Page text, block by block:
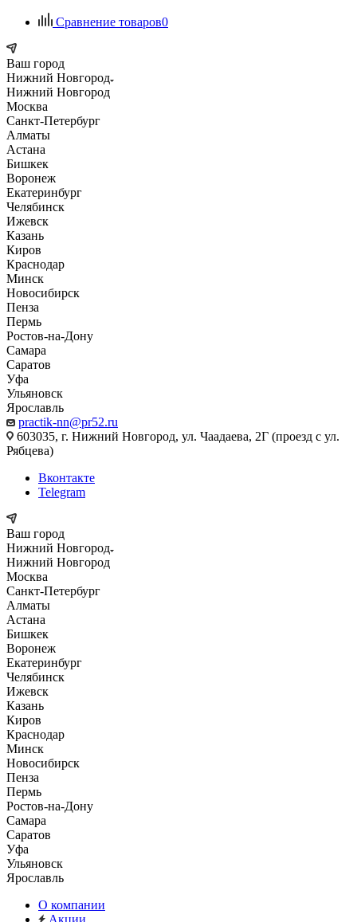
Сравнение товаров0
Ваш город
Нижний Новгород
Нижний Новгород
Москва
Санкт-Петербург
Алматы
Астана
Бишкек
Воронеж
Екатеринбург
Челябинск
Ижевск
Казань
Киров
Краснодар
Минск
Новосибирск
Пенза
Пермь
Ростов-на-Дону
Самара
Саратов
Уфа
Ульяновск
Ярославль
practik-nn@pr52.ru
603035, г. Нижний Новгород, ул. Чаадаева, 2Г (проезд с ул.
Рябцева)
Вконтакте
Telegram
Ваш город
Нижний Новгород
Нижний Новгород
Москва
Санкт-Петербург
Алматы
Астана
Бишкек
Воронеж
Екатеринбург
Челябинск
Ижевск
Казань
Киров
Краснодар
Минск
Новосибирск
Пенза
Пермь
Ростов-на-Дону
Самара
Саратов
Уфа
Ульяновск
Ярославль
О компании
Акции